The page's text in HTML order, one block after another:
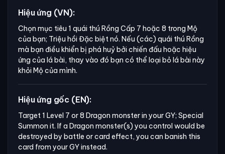
Hiệu ứng (VN):
Chọn mục tiêu 1 quái thú Rồng Cấp 7 hoặc 8 trong Mộ
của bạn; Triệu hồi Đặc biệt nó. Nếu (các) quái thú Rồng
mà bạn điều khiển bị phá huỷ bởi chiến đấu hoặc hiệu
ứng của lá bài, thay vào đó bạn có thể loại bỏ lá bài này
khỏi Mộ của mình.
Hiệu ứng gốc (EN):
Target 1 Level 7 or 8 Dragon monster in your GY; Special
Summon it. If a Dragon monster(s) you control would be
destroyed by battle or card effect, you can banish this
card from your GY instead.